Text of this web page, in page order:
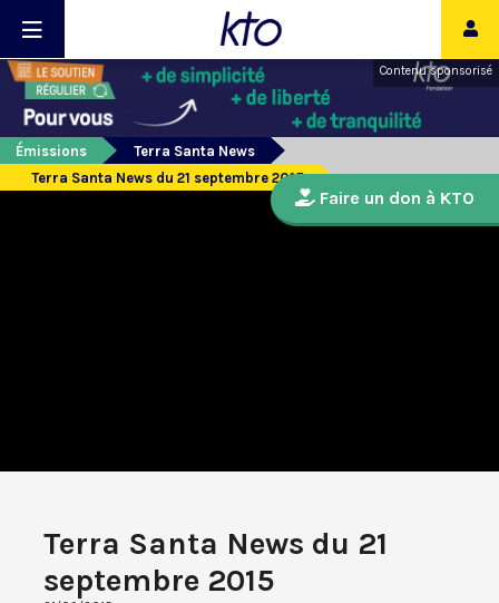
Contenu sponsorisé
Émissions
Terra Santa News
Terra Santa News du 21 septembre 2015
Terra Santa News du 21
septembre 2015
Faire un don à KTO